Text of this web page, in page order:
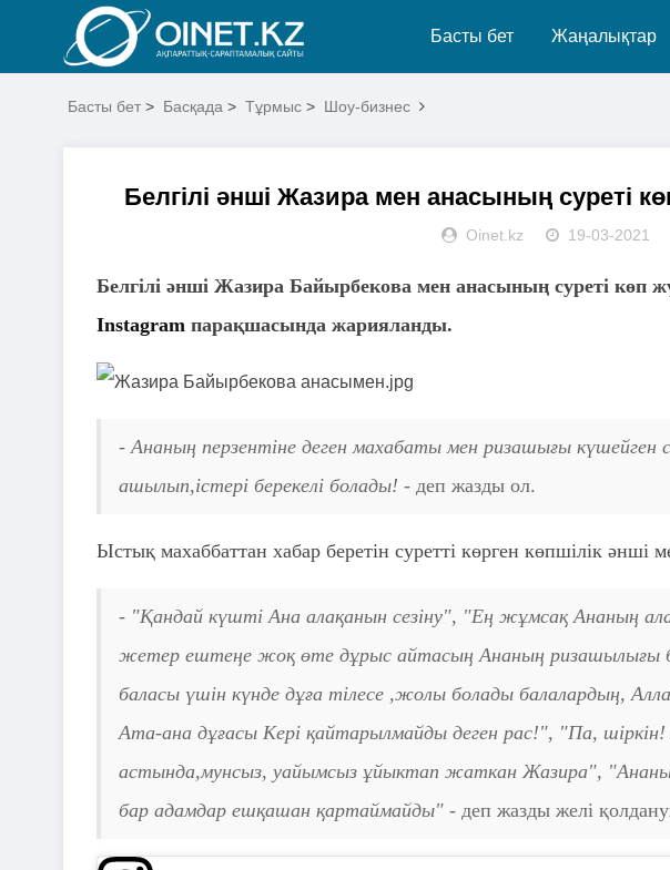
Басты бет Жаңалықтар
Басты бет > Басқада > Тұрмыс > Шоу-бизнес
Белгілі әнші Жазира мен анасының суреті
Oinet.kz 19-03-2021
Белгілі әнші Жазира Байырбекова мен анасының суреті көп
Instagram парақшасында жарияланды.
- Ананың перзентіне деген махабаты мен ризашығы күшейген
ашылып,істері берекелі болады! - деп жазды ол.
Ыстық махаббаттан хабар беретін суретті көрген көпшілік әнші
- "Қандай күшті Ана алақанын сезіну", "Ең жұмсақ Ананың
жетер ештеңе жоқ өте дұрыс айтасың Ананың ризашылығы
баласы үшін күнде дұға тілесе ,жолы болады балалардың,
Ата-ана дұғасы Кері қайтарылмайды деген рас!", "Па,
астында,мунсыз, уайымсыз ұйыктап жаткан Жазира",
бар адамдар ешқашан қартаймайды" - деп жазды желі